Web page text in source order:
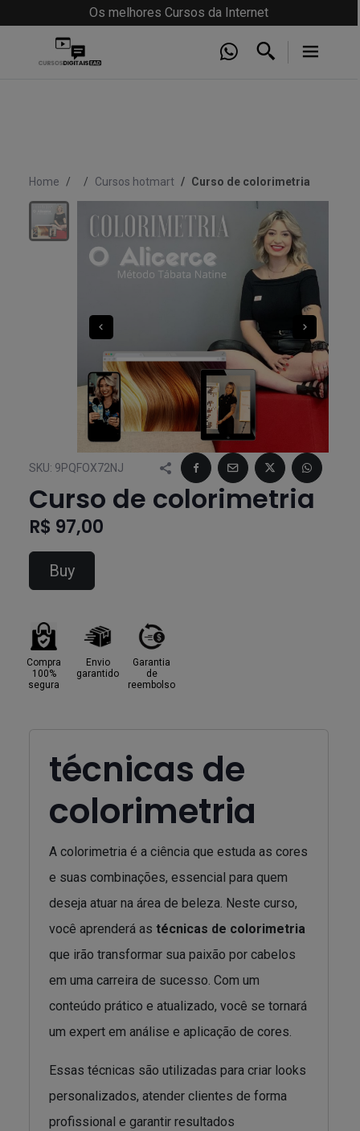
Os melhores Cursos da Internet
Home Cursos hotmart Curso de colorimetria
SKU: 9PQFOX72NJ
Curso de colorimetria
R$ 97,00
Buy
Compra
100%
segura
Envio
garantido
Garantia
de
reembolso
técnicas de
colorimetria
A colorimetria é a ciência que estuda as cores
e suas combinações, essencial para quem
deseja atuar na área de beleza. Neste curso,
você aprenderá as técnicas de colorimetria
que irão transformar sua paixão por cabelos
em uma carreira de sucesso. Com um
conteúdo prático e atualizado, você se tornará
um expert em análise e aplicação de cores.
Essas técnicas são utilizadas para criar looks
personalizados, atender clientes de forma
profissional e garantir resultados